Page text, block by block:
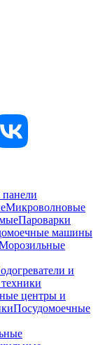
Микроволновые
Пароварки
машины
и
центры и
Посудомоечные